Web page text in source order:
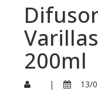
200ml
| 13/